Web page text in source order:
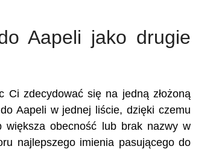
Aapeli jako drugie
Ci zdecydować się na jedną złożoną
Aapeli w jednej liście, dzięki czemu
większa obecność lub brak nazwy w
najlepszego imienia pasującego do